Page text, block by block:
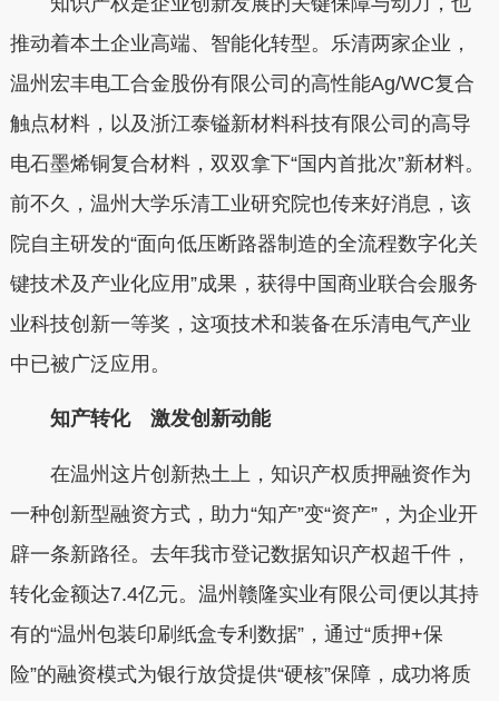
推动着本土企业高端、智能化转型。乐清两家企业，
温州宏丰电工合金股份有限公司的高性能Ag/WC复合
触点材料，以及浙江泰镒新材料科技有限公司的高导
电石墨烯铜复合材料，双双拿下“国内首批次”新材料。
前不久，温州大学乐清工业研究院也传来好消息，该
院自主研发的“面向低压断路器制造的全流程数字化关
键技术及产业化应用”成果，获得中国商业联合会服务
业科技创新一等奖，这项技术和装备在乐清电气产业
中已被广泛应用。
知产转化 激发创新动能
在温州这片创新热土上，知识产权质押融资作为
一种创新型融资方式，助力“知产”变“资产”，为企业开
辟一条新路径。去年我市登记数据知识产权超千件，
转化金额达7.4亿元。温州赣隆实业有限公司便以其持
有的“温州包装印刷纸盒专利数据”，通过“质押+保
险”的融资模式为银行放贷提供“硬核”保障，成功将质